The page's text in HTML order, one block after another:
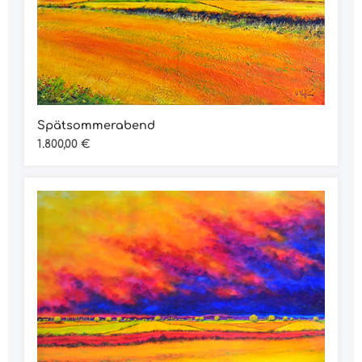
Spätsommerabend
Regulärer Preis:
1.800,00 €